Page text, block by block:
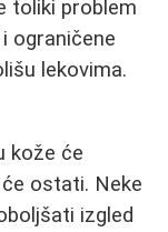
toliki problem
ograničene
lekovima.
kože će
ostati. Neke
izgled